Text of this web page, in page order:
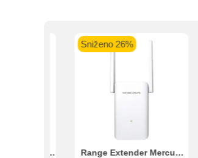
Sniženo 26%
Range Extender Mercusys AX3000 ME80X Wi-Fi 6